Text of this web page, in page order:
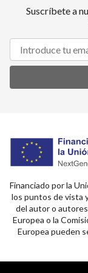
Suscríbete a
Financiado por la
los puntos de vista
del autor o
Europea o la
Europea pueden